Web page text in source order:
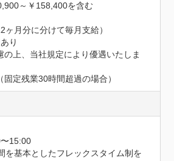
～￥158,400を含む
ヶ月分に分けて毎月支給）
り
の上、当社規定により優遇いたしま
固定残業30時間超過の場合）
15:00
を基本としたフレックスタイム制を